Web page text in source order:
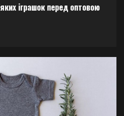
іграшок перед оптовою